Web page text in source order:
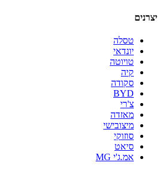
יצרנים
טסלה
יונדאי
טויוטה
קיה
סקודה
BYD
צ'רי
מאזדה
מיצובישי
סוזוקי
סיאט
אמ.ג'י MG